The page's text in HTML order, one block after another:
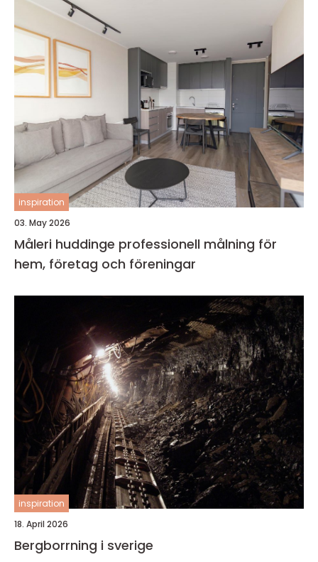
inspiration
03. May 2026
Måleri huddinge professionell målning för
hem, företag och föreningar
inspiration
18. April 2026
Bergborrning i sverige